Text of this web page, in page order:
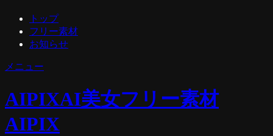
トップ
フリー素材
お知らせ
メニュー
AIPIXAI美女フリー素材
AIPIX